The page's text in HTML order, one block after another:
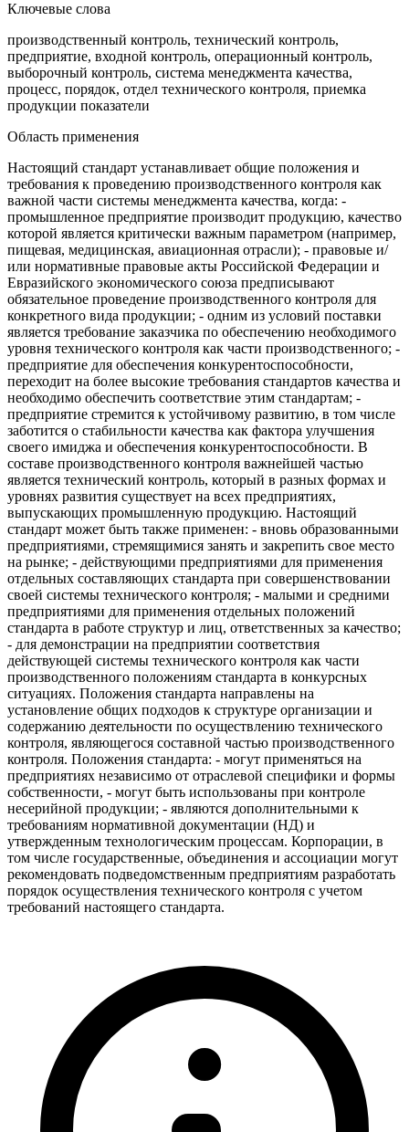
Ключевые слова
производственный контроль, технический контроль,
предприятие, входной контроль, операционный контроль,
выборочный контроль, система менеджмента качества,
процесс, порядок, отдел технического контроля, приемка
продукции показатели
Область применения
Настоящий стандарт устанавливает общие положения и
требования к проведению производственного контроля как
важной части системы менеджмента качества, когда: -
промышленное предприятие производит продукцию, качество
которой является критически важным параметром (например,
пищевая, медицинская, авиационная отрасли); - правовые и/
или нормативные правовые акты Российской Федерации и
Евразийского экономического союза предписывают
обязательное проведение производственного контроля для
конкретного вида продукции; - одним из условий поставки
является требование заказчика по обеспечению необходимого
уровня технического контроля как части производственного; -
предприятие для обеспечения конкурентоспособности,
переходит на более высокие требования стандартов качества и
необходимо обеспечить соответствие этим стандартам; -
предприятие стремится к устойчивому развитию, в том числе
заботится о стабильности качества как фактора улучшения
своего имиджа и обеспечения конкурентоспособности. В
составе производственного контроля важнейшей частью
является технический контроль, который в разных формах и
уровнях развития существует на всех предприятиях,
выпускающих промышленную продукцию. Настоящий
стандарт может быть также применен: - вновь образованными
предприятиями, стремящимися занять и закрепить свое место
на рынке; - действующими предприятиями для применения
отдельных составляющих стандарта при совершенствовании
своей системы технического контроля; - малыми и средними
предприятиями для применения отдельных положений
стандарта в работе структур и лиц, ответственных за качество;
- для демонстрации на предприятии соответствия
действующей системы технического контроля как части
производственного положениям стандарта в конкурсных
ситуациях. Положения стандарта направлены на
установление общих подходов к структуре организации и
содержанию деятельности по осуществлению технического
контроля, являющегося составной частью производственного
контроля. Положения стандарта: - могут применяться на
предприятиях независимо от отраслевой специфики и формы
собственности, - могут быть использованы при контроле
несерийной продукции; - являются дополнительными к
требованиям нормативной документации (НД) и
утвержденным технологическим процессам. Корпорации, в
том числе государственные, объединения и ассоциации могут
рекомендовать подведомственным предприятиям разработать
порядок осуществления технического контроля с учетом
требований настоящего стандарта.